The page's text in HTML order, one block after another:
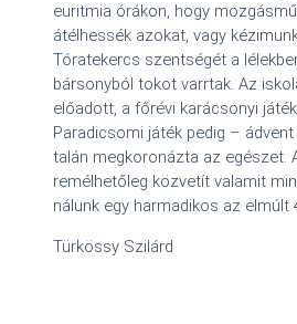
euritmia órákon, hogy
átélhessék azokat, vagy
Tóratekercs szentségét a
bársonyból tokot varrtak. Az
előadott, a főrévi karácsonyi
Paradicsomi játék pedig –
talán megkoronázta az egészet.
remélhetőleg közvetít valamit
nálunk egy harmadikos az elmúlt
Türkössy Szilárd